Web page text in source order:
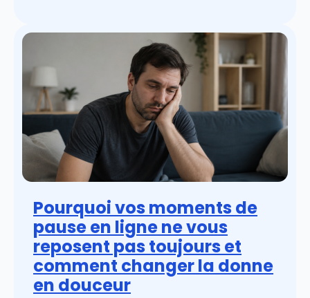
Pourquoi vos moments de
pause en ligne ne vous
reposent pas toujours et
comment changer la donne
en douceur